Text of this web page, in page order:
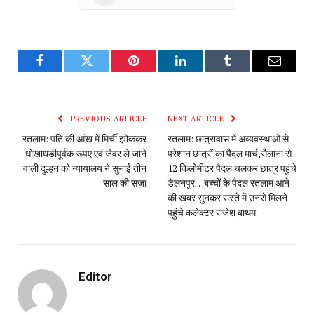
FacebookTwitter Pinterest LinkedInTumblr Email
PREVIOUS ARTICLE
रतलाम: पति की आंख में मिर्ची झोंककर
धोखाधडीपूर्वक रूपए एवं जेवर ले जाने
वाली दुल्हन को न्यायालय ने सुनाई तीन
साल की सजा
NEXT ARTICLE
रतलाम: छात्रावास में अव्यवस्थाओं से
परेशान छात्रों का पैदल मार्च,सैलाना से
12 किलोमीटर पैदल चलकर छात्र पहुंचे
डेलनपुर…बच्चों के पैदल रतलाम आने
की खबर सुनकर रास्ते में उनसे मिलने
पहुंचे कलेक्टर राजेश बाथम
Editor